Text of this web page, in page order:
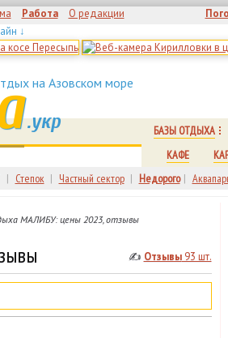
Работа О редакции
↓
на Азовском море
.укр БАЗЫ ОТДЫХА
КАФЕ
| Степок | Частный сектор | Недорого |
МАЛИБУ: цены 2023, отзывы
✍ Отзывы93 шт.